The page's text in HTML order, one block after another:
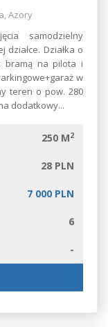
Azory
samodzielny
Działka o
bramą na pilota i
w
teren o pow. 280
dodatkowy...
250 M2
28 PLN
7 000 PLN
6
-